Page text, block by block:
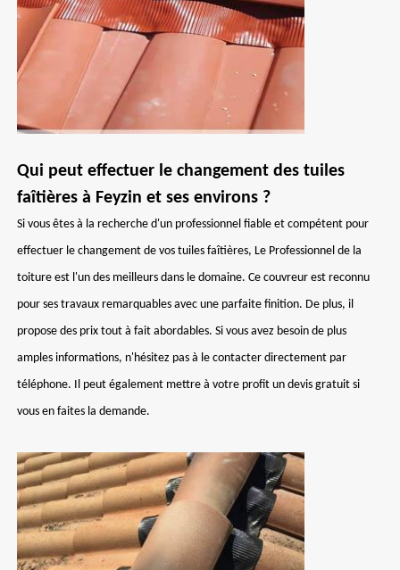
Qui peut effectuer le changement des tuiles
faîtières à Feyzin et ses environs ?
Si vous êtes à la recherche d'un professionnel fiable et compétent pour
effectuer le changement de vos tuiles faîtières, Le Professionnel de la
toiture est l'un des meilleurs dans le domaine. Ce couvreur est reconnu
pour ses travaux remarquables avec une parfaite finition. De plus, il
propose des prix tout à fait abordables. Si vous avez besoin de plus
amples informations, n'hésitez pas à le contacter directement par
téléphone. Il peut également mettre à votre profit un devis gratuit si
vous en faites la demande.